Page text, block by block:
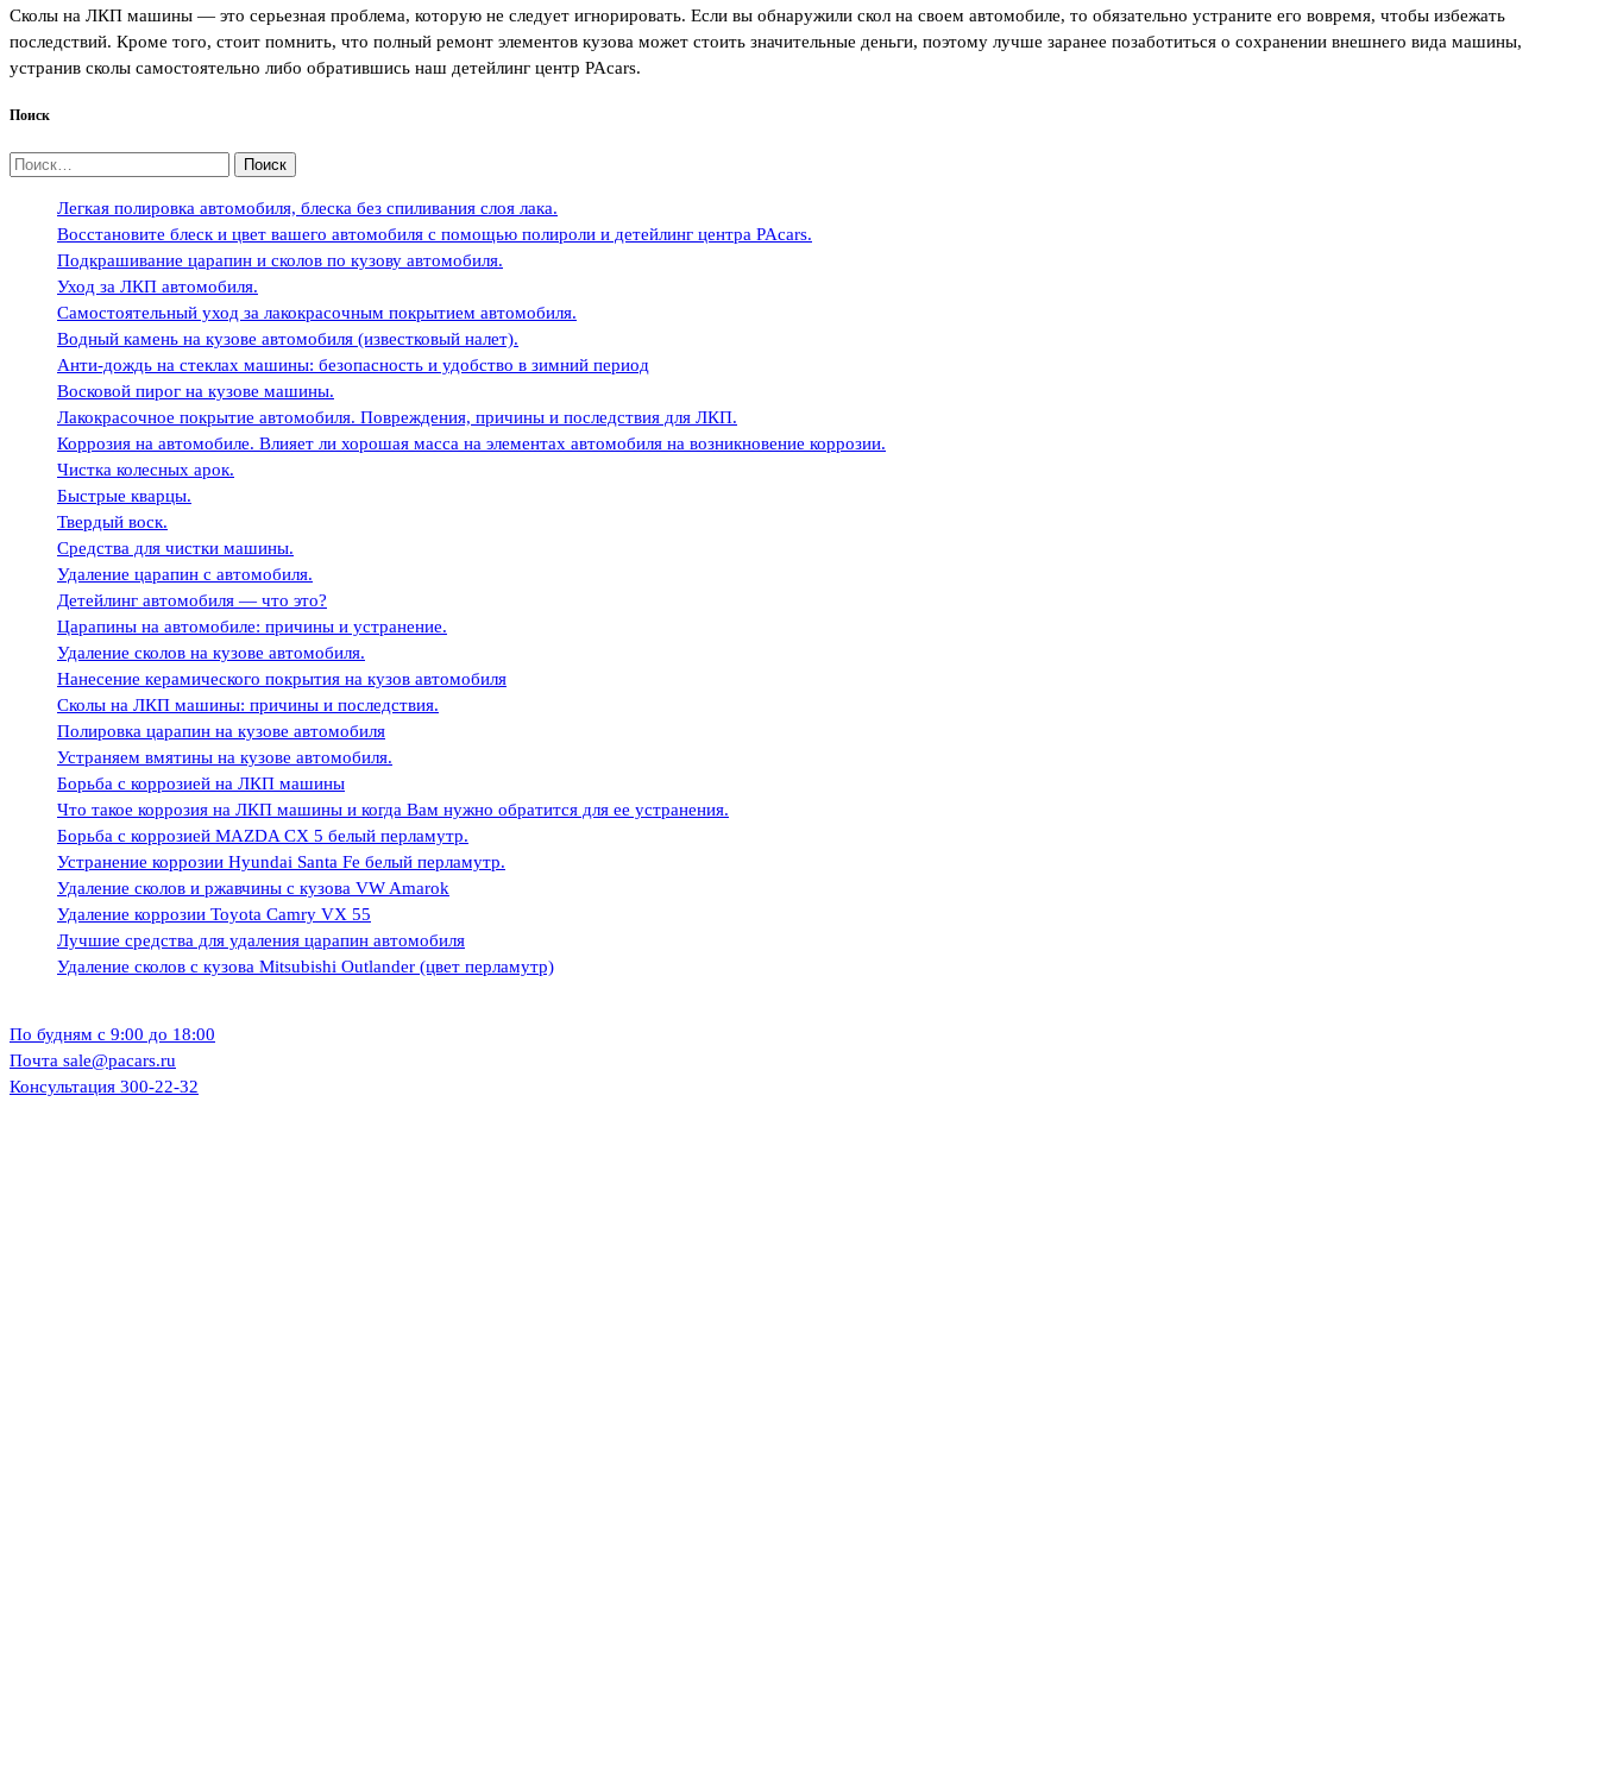
Сколы на ЛКП машины — это серьезная проблема, которую не следует игнорировать. Если вы обнаружили скол на своем автомобиле, то обязательно устраните его вовремя, чтобы избежать
последствий. Кроме того, стоит помнить, что полный ремонт элементов кузова может стоить значительные деньги, поэтому лучше заранее позаботиться о сохранении внешнего вида машины,
устранив сколы самостоятельно либо обратившись наш детейлинг центр PAcars.
Поиск
Найти:
Легкая полировка автомобиля, блеска без спиливания слоя лака.
Восстановите блеск и цвет вашего автомобиля с помощью полироли и детейлинг центра PAcars.
Подкрашивание царапин и сколов по кузову автомобиля.
Уход за ЛКП автомобиля.
Самостоятельный уход за лакокрасочным покрытием автомобиля.
Водный камень на кузове автомобиля (известковый налет).
Анти-дождь на стеклах машины: безопасность и удобство в зимний период
Восковой пирог на кузове машины.
Лакокрасочное покрытие автомобиля. Повреждения, причины и последствия для ЛКП.
Коррозия на автомобиле. Влияет ли хорошая масса на элементах автомобиля на возникновение коррозии.
Чистка колесных арок.
Быстрые кварцы.
Твердый воск.
Средства для чистки машины.
Удаление царапин с автомобиля.
Детейлинг автомобиля — что это?
Царапины на автомобиле: причины и устранение.
Удаление сколов на кузове автомобиля.
Нанесение керамического покрытия на кузов автомобиля
Сколы на ЛКП машины: причины и последствия.
Полировка царапин на кузове автомобиля
Устраняем вмятины на кузове автомобиля.
Борьба с коррозией на ЛКП машины
Что такое коррозия на ЛКП машины и когда Вам нужно обратится для ее устранения.
Борьба с коррозией MAZDA CX 5 белый перламутр.
Устранение коррозии Hyundai Santa Fe белый перламутр.
Удаление сколов и ржавчины с кузова VW Amarok
Удаление коррозии Toyota Camry VX 55
Лучшие средства для удаления царапин автомобиля
Удаление сколов с кузова Mitsubishi Outlander (цвет перламутр)
По будням c 9:00 до 18:00
Почта sale@pacars.ru
Консультация 300-22-32